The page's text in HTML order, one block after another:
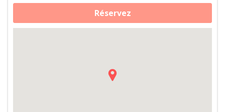
quantité
Fabrication
de
Réservez